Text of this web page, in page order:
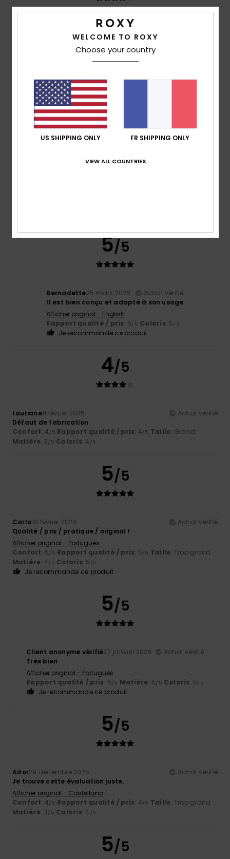
Beaucoup d'espace. Le dossier pourrait être mieux
Je recommande ce produit
4
30 avril 2026
5/5
Bernadette25 mars 2026
Achat vérifié
Il est bien conçu et adapté à son usage
Afficher original - English
Rapport qualité / prix: 5/5 Coloris: 5/5
Je recommande ce produit
4/5
Lauriane11 février 2026
Achat vérifié
Défaut de fabrication
Confort: 4/5 Rapport qualité / prix: 4/5 Taille: Grand
Matière: 3/5 Coloris: 4 /5
5/5
Carla10 février 2026
Achat vérifié
Qualité / prix / pratique / original !
Afficher original - Português
Confort: 5/5 Rapport qualité / prix: 5/5 Taille: Trop grand
Matière: 4/5 Coloris: 5 /5
Je recommande ce produit
5/5
Client anonyme vérifié27 janvier 2026
Achat vérifié
Très bien
Afficher original - Português
Rapport qualité / prix: 5/5 Matière: 5/5 Coloris: 5/5
Je recommande ce produit
5/5
Aitor29 décembre 2025
Achat vérifié
Je trouve cette évaluation juste.
Afficher original - Castellano
Confort: 4/5 Rapport qualité / prix: 4/5 Taille: Trop grand
Matière: 3/5 Coloris: 4 /5
5/5
WELCOME TO ROXY
Choose your country
US SHIPPING ONLY FR SHIPPING ONLY
VIEW ALL COUNTRIES